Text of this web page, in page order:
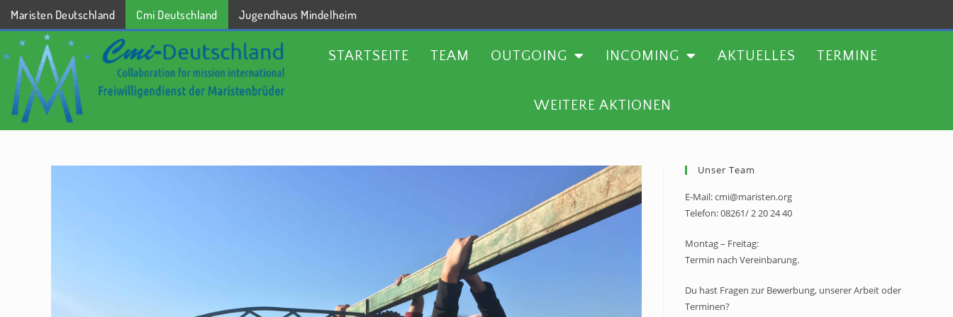
Maristen Deutschland Cmi Deutschland Jugendhaus Mindelheim
STARTSEITE TEAM OUTGOING INCOMING AKTUELLES TERMINE
WEITERE AKTIONEN
STARTSEITE TEAM OUTGOING INCOMING AKTUELLES TERMINE WEITERE AKTIONEN
Unser Team
E-Mail: cmi@maristen.org
Telefon: 08261/ 2 20 24 40
Montag – Freitag:
Termin nach Vereinbarung.
Du hast Fragen zur Bewerbung, unserer Arbeit oder
Terminen?